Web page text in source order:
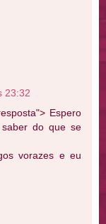
23:32
Espero
do que se
vorazes e eu